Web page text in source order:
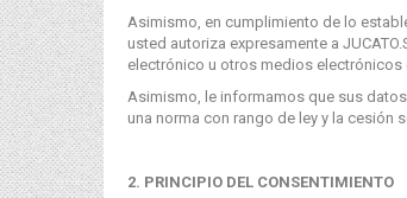
Asimismo, en cumplimiento de lo
usted autoriza expresamente a
electrónico u otros medios electrónicos
Asimismo, le informamos que sus
una norma con rango de ley y la cesión
2. PRINCIPIO DEL CONSENTIMIENTO